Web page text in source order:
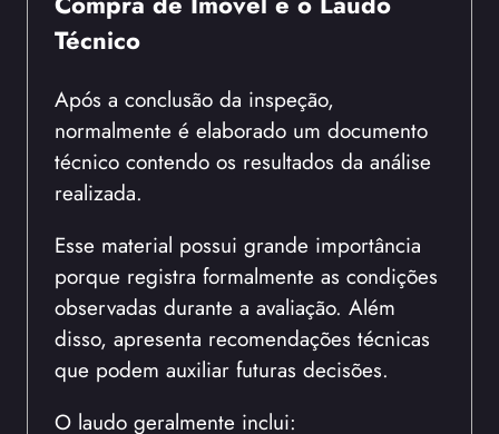
Técnico
Após a conclusão da inspeção,
normalmente é elaborado um documento
técnico contendo os resultados da análise
realizada.
Esse material possui grande importância
porque registra formalmente as condições
observadas durante a avaliação. Além
disso, apresenta recomendações técnicas
que podem auxiliar futuras decisões.
O laudo geralmente inclui: